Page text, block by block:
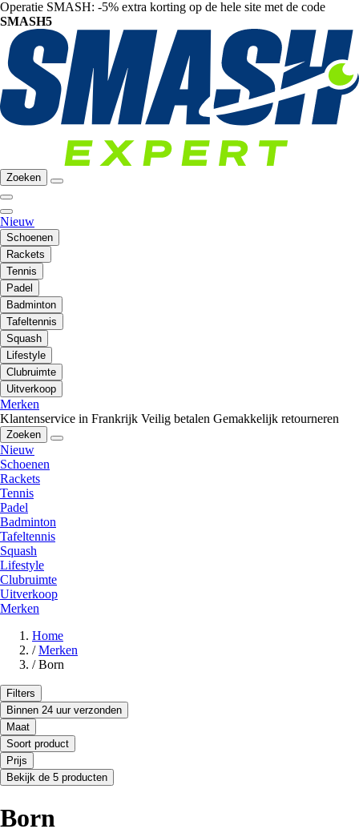
Operatie SMASH: -5% extra korting op de hele site met de code
SMASH5
Zoeken
Nieuw
Schoenen
Rackets
Tennis
Padel
Badminton
Tafeltennis
Squash
Lifestyle
Clubruimte
Uitverkoop
Merken
Klantenservice in Frankrijk Veilig betalen Gemakkelijk retourneren
Zoeken
Nieuw
Schoenen
Rackets
Tennis
Padel
Badminton
Tafeltennis
Squash
Lifestyle
Clubruimte
Uitverkoop
Merken
Home
/ Merken
/ Born
Filters
Binnen 24 uur verzonden
Maat
Soort product
Prijs
Bekijk de 5 producten
Born